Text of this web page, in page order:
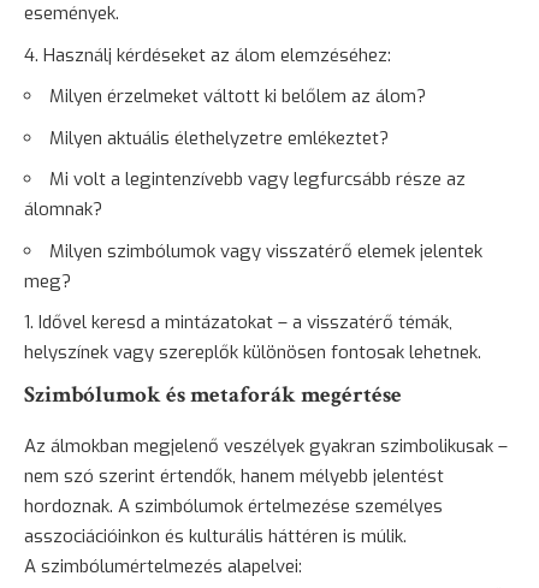
események.
Használj kérdéseket az álom elemzéséhez:
Milyen érzelmeket váltott ki belőlem az álom?
Milyen aktuális élethelyzetre emlékeztet?
Mi volt a legintenzívebb vagy legfurcsább része az
álomnak?
Milyen szimbólumok vagy visszatérő elemek jelentek
meg?
Idővel keresd a mintázatokat – a visszatérő témák,
helyszínek vagy szereplők különösen fontosak lehetnek.
Szimbólumok és metaforák megértése
Az álmokban megjelenő veszélyek gyakran szimbolikusak –
nem szó szerint értendők, hanem mélyebb jelentést
hordoznak. A szimbólumok értelmezése személyes
asszociációinkon és kulturális háttéren is múlik.
A szimbólumértelmezés alapelvei: